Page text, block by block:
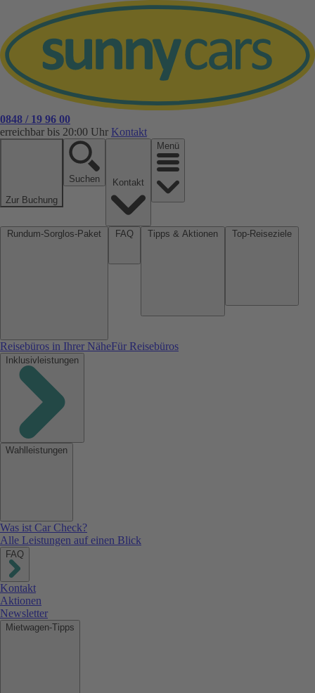
0848 / 19 96 00
erreichbar bis 20:00 Uhr Kontakt
Zur Buchung
Suchen
Menü
Reisebüros in Ihrer NäheFür Reisebüros
Inklusivleistungen
Wahlleistungen
Was ist Car Check?
Alle Leistungen auf einen Blick
FAQ
Kontakt
Aktionen
Newsletter
Mietwagen-Tipps